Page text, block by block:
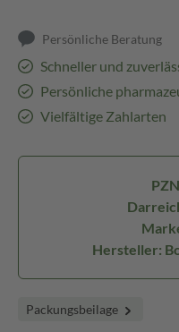
Persönliche Beratung
Schneller und
Persönliche
Vielfältige Zahlarten
Hersteller:
Packungsbeilage